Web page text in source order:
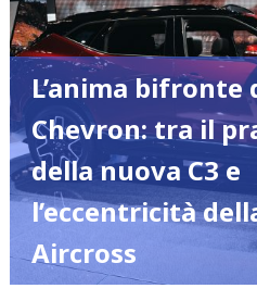
in
campo:
temporali
sparsi
e
i
dilemmi
metà
settimana"
L’anima bifronte
Chevron: tra il
della nuova C3 e
l’eccentricità
Aircross